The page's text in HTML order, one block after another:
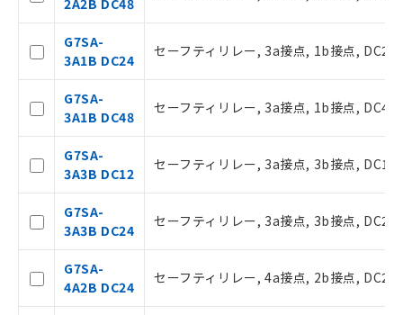
2A2B DC48
G7SA-
3A1B DC24
セーフティリレー, 3a接点, 1b接点,
G7SA-
3A1B DC48
セーフティリレー, 3a接点, 1b接点,
G7SA-
3A3B DC12
セーフティリレー, 3a接点, 3b接点,
G7SA-
3A3B DC24
セーフティリレー, 3a接点, 3b接点,
G7SA-
4A2B DC24
セーフティリレー, 4a接点, 2b接点,
ご利用条件
以下の条件をお読みいただき、同意のうえ
ご利用ください。
本サービスは、当社制御機器事業取扱
抜)を提供させていただくものです。
当社制御機器事業取扱商品の中には、